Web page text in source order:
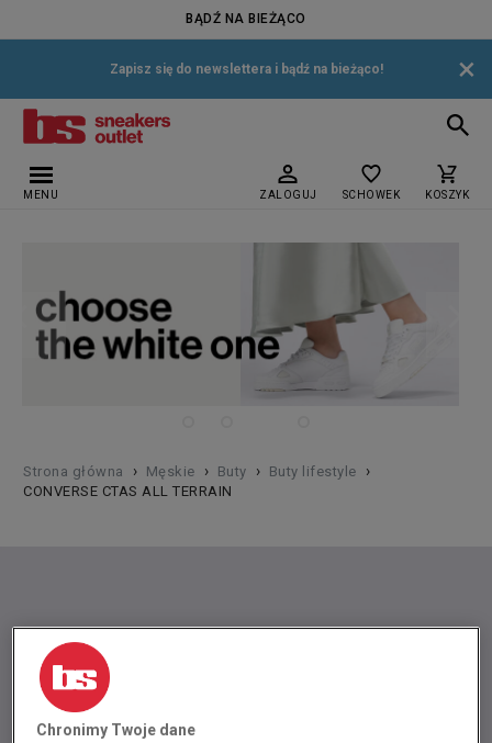
BĄDŹ NA BIEŻĄCO
Zapisz się do newslettera i bądź na bieżąco! ×
MENU ZALOGUJ SCHOWEK KOSZYK
Strona główna › Męskie › Buty › Buty lifestyle ›
CONVERSE CTAS ALL TERRAIN
Chronimy Twoje dane